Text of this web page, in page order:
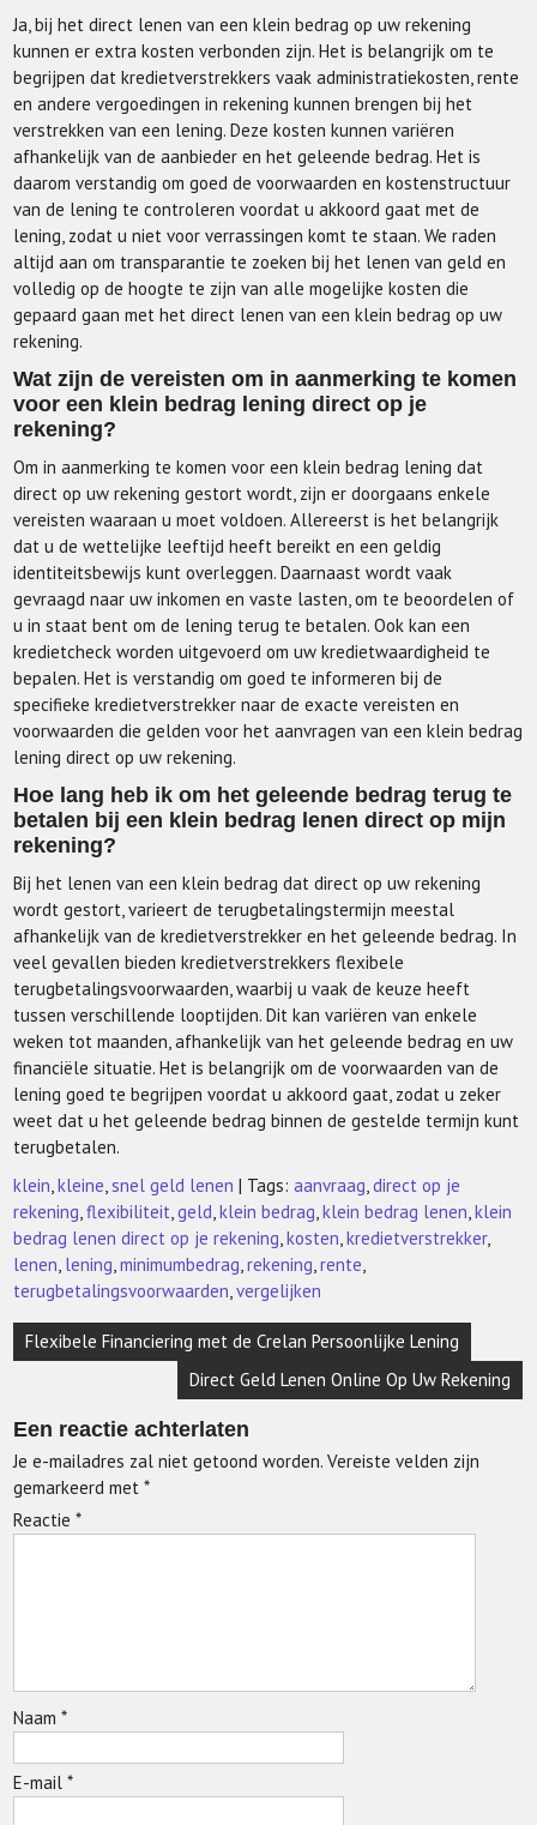
Ja, bij het direct lenen van een klein bedrag op uw rekening
kunnen er extra kosten verbonden zijn. Het is belangrijk om te
begrijpen dat kredietverstrekkers vaak administratiekosten, rente
en andere vergoedingen in rekening kunnen brengen bij het
verstrekken van een lening. Deze kosten kunnen variëren
afhankelijk van de aanbieder en het geleende bedrag. Het is
daarom verstandig om goed de voorwaarden en kostenstructuur
van de lening te controleren voordat u akkoord gaat met de
lening, zodat u niet voor verrassingen komt te staan. We raden
altijd aan om transparantie te zoeken bij het lenen van geld en
volledig op de hoogte te zijn van alle mogelijke kosten die
gepaard gaan met het direct lenen van een klein bedrag op uw
rekening.
Wat zijn de vereisten om in aanmerking te komen
voor een klein bedrag lening direct op je
rekening?
Om in aanmerking te komen voor een klein bedrag lening dat
direct op uw rekening gestort wordt, zijn er doorgaans enkele
vereisten waaraan u moet voldoen. Allereerst is het belangrijk
dat u de wettelijke leeftijd heeft bereikt en een geldig
identiteitsbewijs kunt overleggen. Daarnaast wordt vaak
gevraagd naar uw inkomen en vaste lasten, om te beoordelen of
u in staat bent om de lening terug te betalen. Ook kan een
kredietcheck worden uitgevoerd om uw kredietwaardigheid te
bepalen. Het is verstandig om goed te informeren bij de
specifieke kredietverstrekker naar de exacte vereisten en
voorwaarden die gelden voor het aanvragen van een klein bedrag
lening direct op uw rekening.
Hoe lang heb ik om het geleende bedrag terug te
betalen bij een klein bedrag lenen direct op mijn
rekening?
Bij het lenen van een klein bedrag dat direct op uw rekening
wordt gestort, varieert de terugbetalingstermijn meestal
afhankelijk van de kredietverstrekker en het geleende bedrag. In
veel gevallen bieden kredietverstrekkers flexibele
terugbetalingsvoorwaarden, waarbij u vaak de keuze heeft
tussen verschillende looptijden. Dit kan variëren van enkele
weken tot maanden, afhankelijk van het geleende bedrag en uw
financiële situatie. Het is belangrijk om de voorwaarden van de
lening goed te begrijpen voordat u akkoord gaat, zodat u zeker
weet dat u het geleende bedrag binnen de gestelde termijn kunt
terugbetalen.
klein,kleine,snel geld lenen | Tags:aanvraag,direct op je
rekening,flexibiliteit,geld,klein bedrag,klein bedrag lenen,klein
bedrag lenen direct op je rekening,kosten,kredietverstrekker,
lenen, lening,minimumbedrag,rekening,rente,
terugbetalingsvoorwaarden,vergelijken
Berichtnavigatie
Flexibele Financiering met de Crelan Persoonlijke Lening
Direct Geld Lenen Online Op Uw Rekening
Een reactie achterlaten
Je e-mailadres zal niet getoond worden. Vereiste velden zijn
gemarkeerd met*
Reactie*
Naam*
E-mail*